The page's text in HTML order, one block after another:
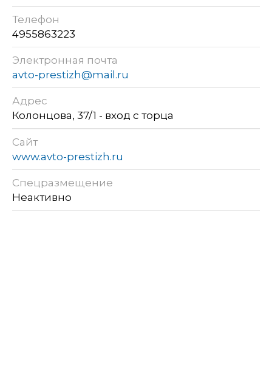
Телефон
4955863223
Электронная почта
avto-prestizh@mail.ru
Адрес
Колонцова, 37/1 - вход с торца
Сайт
www.avto-prestizh.ru
Спецразмещение
Неактивно